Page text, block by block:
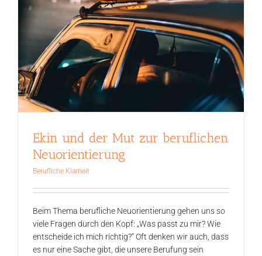
Ekin und der Mut zur beruflichen
Neuorientierung
Berufliche Klarheit
Beim Thema berufliche Neuorientierung gehen uns so
viele Fragen durch den Kopf: „Was passt zu mir? Wie
entscheide ich mich richtig?“ Oft denken wir auch, dass
es nur eine Sache gibt, die unsere Berufung sein